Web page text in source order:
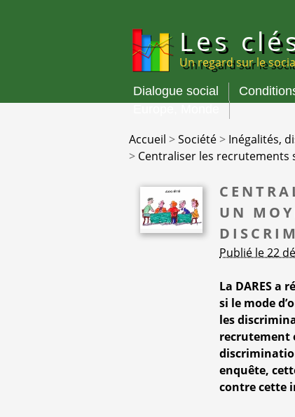
Les
Un regard sur le
Menu
Dialogue social
Accueil >Société> Inégalités,
> Centraliser les recrutements
UN
Publié le 22
La DARES a
si le mode
les
recrutement
enquête,
contre cette